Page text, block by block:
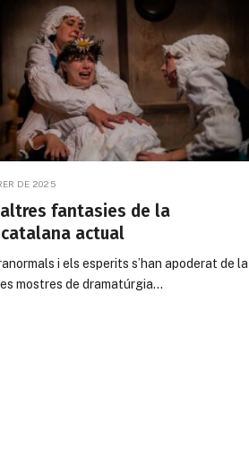
DE 2025
fantasies de la
actual
i els esperits s’han apoderat de la
mostres de dramatúrgia…